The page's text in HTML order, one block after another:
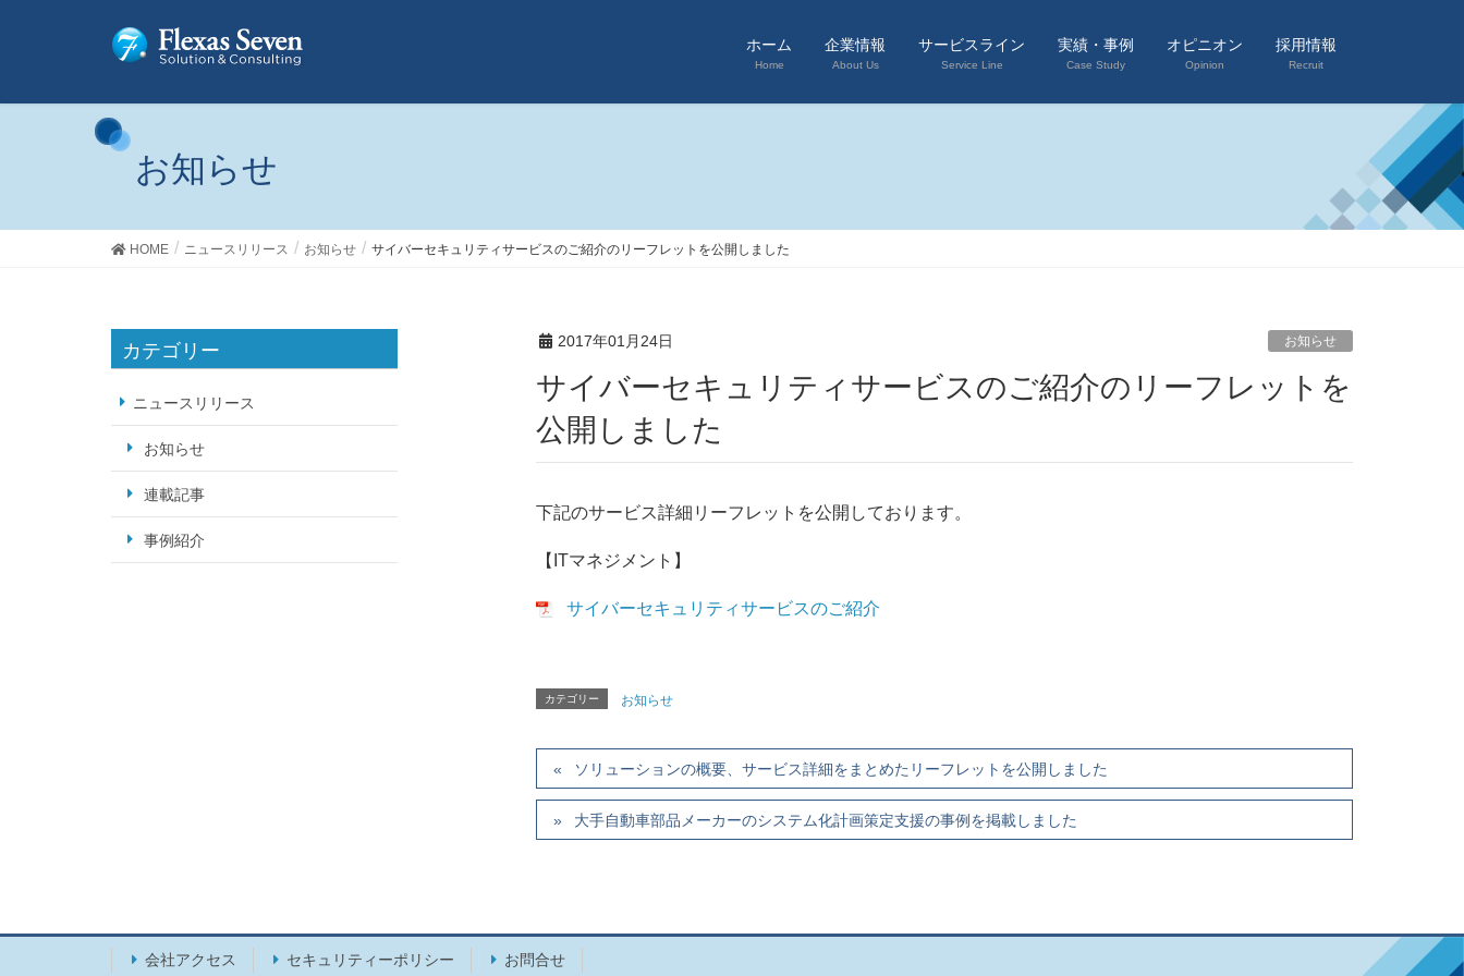
ホーム
Home
企業情報
About Us
サービスライン
Service Line
実績・事例
Case Study
オピニオン
Opinion
採用情報
Recruit
お知らせ
HOME ニュースリリース お知らせ サイバーセキュリティサービスのご紹介のリーフレットを公開しました
2017年01月24日 お知らせ
サイバーセキュリティサービスのご紹介のリーフレットを
公開しました
下記のサービス詳細リーフレットを公開しております。
【ITマネジメント】
サイバーセキュリティサービスのご紹介
カテゴリー お知らせ
ソリューションの概要、サービス詳細をまとめたリーフレットを公開しました
大手自動車部品メーカーのシステム化計画策定支援の事例を掲載しました
カテゴリー
ニュースリリース
お知らせ
連載記事
事例紹介
会社アクセス セキュリティーポリシー お問合せ